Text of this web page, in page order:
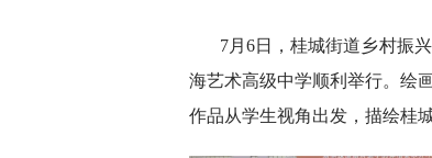
7月6日，桂城街道乡村振
海艺术高级中学顺利举行。绘
作品从学生视角出发，描绘桂